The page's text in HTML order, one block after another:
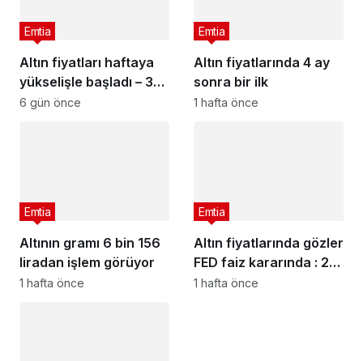
Altın fiyatları haftaya
yükselişle başladı – 3
Ağustos 2026 güncel
Emtia
6 gün önce
Altın fiyatlarında 4 ay
sonra bir ilk
Emtia
1 hafta önce
Altının gramı 6 bin 156
liradan işlem görüyor
Emtia
1 hafta önce
Altın fiyatlarında gözler
FED faiz kararında : 29
Temmuz 2026 güncel
Emtia
1 hafta önce